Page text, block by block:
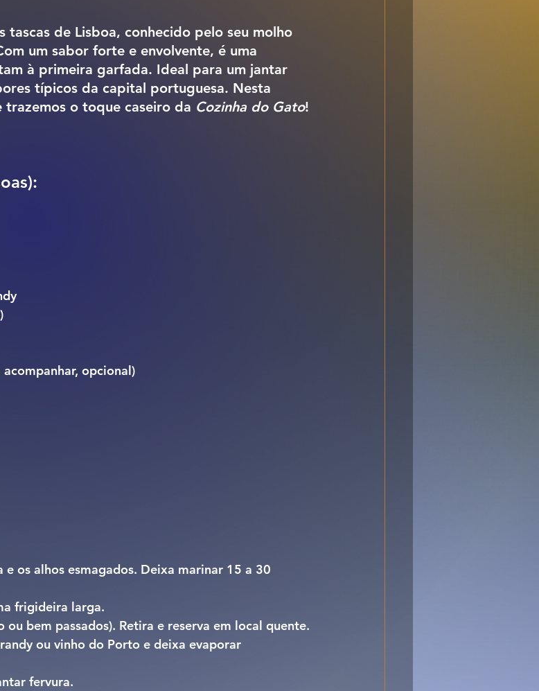
tascas de Lisboa, conhecido pelo seu molho
um sabor forte e envolvente, é uma
à primeira garfada. Ideal para um jantar
típicos da capital portuguesa. Nesta
o toque caseiro da Cozinha do Gato!
opcional)
os alhos esmagados. Deixa marinar 15 a 30
frigideira larga.
bem passados). Retira e reserva em local quente.
ou vinho do Porto e deixa evaporar
fervura.